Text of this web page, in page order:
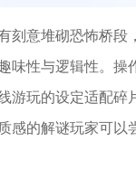
刻意堆砌恐怖桥
味性与逻辑性。
游玩的设定适配
感的解谜玩家可